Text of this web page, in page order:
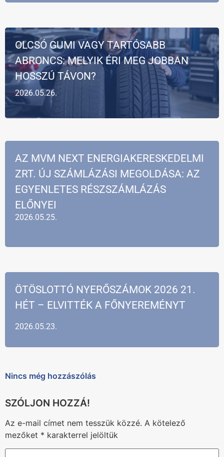
2026.05.26.
OLCSÓ GUMI VAGY TARTÓSABB
ABRONCS: MELYIK ÉRI MEG JOBBAN
HOSSZÚ TÁVON?
2026.05.25.
AZ MVM NEXT ENERGIAKERESKEDELMI
ZRT. ÚJ SZÁMLÁZÁSI MEGOLDÁSA: AZ
EGYENLETES RÉSZSZÁMLÁZÁS
ELŐNYEI
2026.05.23.
ÖTÖSLOTTÓ NYERŐSZÁMOK 2026 21.
HÉT – ELVITTÉK A FŐNYEREMÉNYT
Nincs még hozzászólás
Az e-mail címet nem tesszük közzé. A kötelező
mezőket * karakterrel jelöltük